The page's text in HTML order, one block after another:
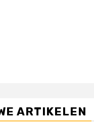
ARTIKELEN